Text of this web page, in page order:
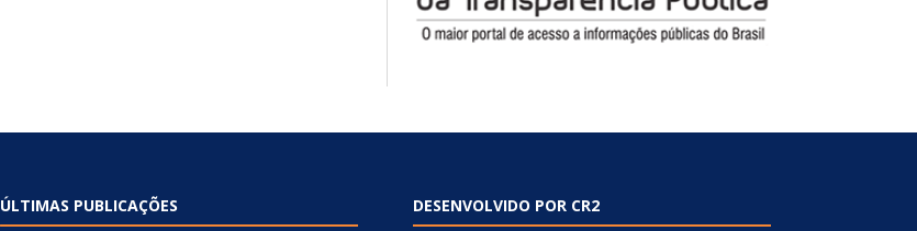
ÚLTIMAS PUBLICAÇÕES DESENVOLVIDO POR CR2